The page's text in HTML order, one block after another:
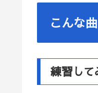
こんな曲
練習し